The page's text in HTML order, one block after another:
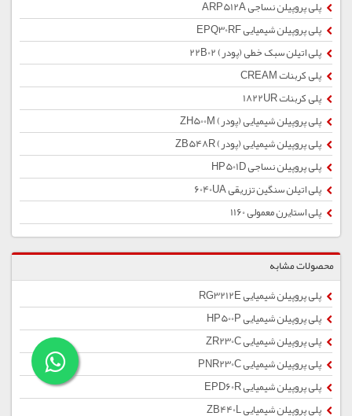
پلی پروپیلن نساجی ARP512A
پلی پروپیلن شیمیایی EPQ30RF
پلی اتیلن سبک خطی (پودر) 22B02
پلی کربنات CREAM
پلی کربنات 1822UR
پلی پروپیلن شیمیایی (پودر) ZH500M
پلی پروپیلن شیمیایی (پودر) ZB548R
پلی پروپیلن نساجی HP501D
پلی اتیلن سنگین تزریقی 6040UA
پلی استایرن معمولی 1160
محصولات مشابه
پلی پروپیلن شیمیایی RG3212E
پلی پروپیلن شیمیایی HP500P
پلی پروپیلن شیمیایی ZR230C
پلی پروپیلن شیمیایی PNR230C
پلی پروپیلن شیمیایی EPD60R
پلی پروپیلن شیمیایی ZB440L